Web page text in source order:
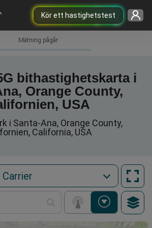
Kör ett hastighetstest
Mätning pågår
bithastighetskarta i
Orange County,
USA
i Santa-Ana, Orange County,
California, USA